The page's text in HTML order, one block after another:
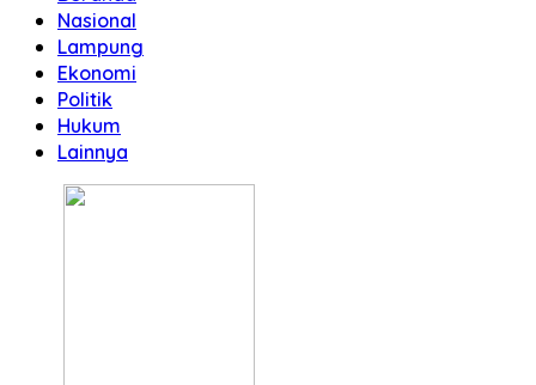
Nasional
Lampung
Ekonomi
Politik
Hukum
Lainnya